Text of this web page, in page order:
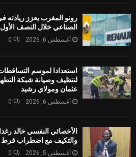
رونو المغرب يعزز ريادته
الصناعي خلال النصف الأول من
أغسطس 6, 2026 0
استعدادا لموسم
لتنظيف وصيانة شبكة
عثمان ومولاي رشيد
أغسطس 6, 2026 0
الأخصائي النفسي خالد
والتكيف مع اضطراب فرط
أغسطس 5, 2026 0